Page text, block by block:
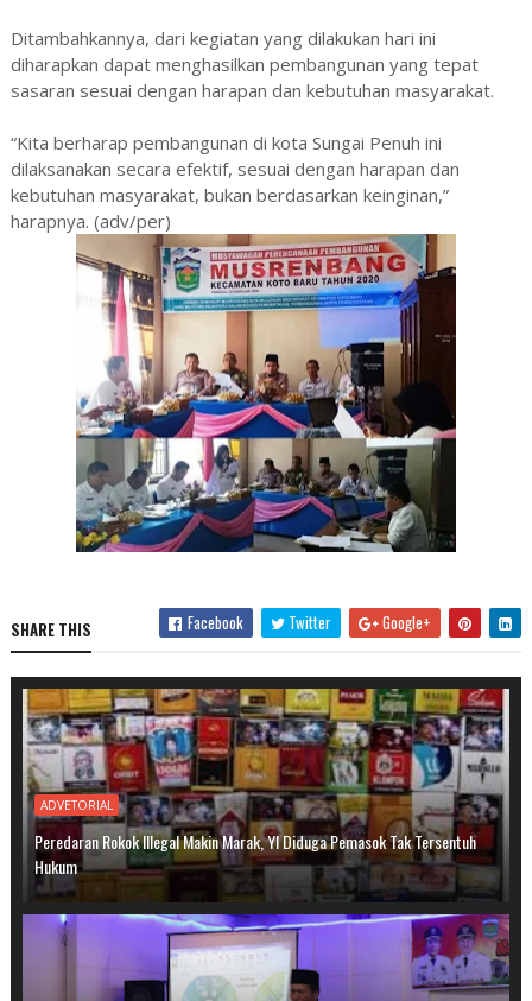
Ditambahkannya, dari kegiatan yang dilakukan hari ini
diharapkan dapat menghasilkan pembangunan yang tepat
sasaran sesuai dengan harapan dan kebutuhan masyarakat.
“Kita berharap pembangunan di kota Sungai Penuh ini
dilaksanakan secara efektif, sesuai dengan harapan dan
kebutuhan masyarakat, bukan berdasarkan keinginan,”
harapnya. (adv/per)
SHARE THIS Facebook Twitter Google+
ADVETORIAL
Peredaran Rokok Illegal Makin Marak, YI Diduga Pemasok Tak Tersentuh
Hukum